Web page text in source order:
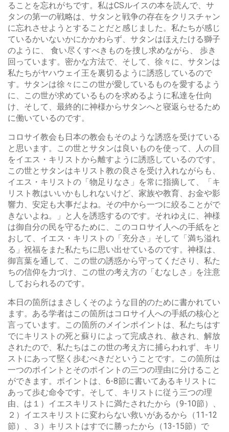
ることを忘れがちです。私はCSルイスの本を読んで、サ
タンの第一の戦略は、サタンと戦争の存在をクリスチャン
に忘れさせようとすることだと感じました。私たちが感じ
ているかいないかにかかわらず、サタンはほえたける獅子
のように、 食い尽くすべきものを捜し求めながら、 歩き
回っています。密かな方法で、そして、徐々に、サタンは
私たちがヤハウェイ王を裏切るように誘惑しているので
す。サタンは徐々にこの世が愛しているものを愛するよう
に、この世が求めているものを求めるように私達を仕向
け、そして、最終的に神様からサタンへと寝返らせるため
に働いているのです。
コロサイ教会も日本の教会もそのような誘惑を受けている
と思います。この世とサタンは良いものを使って、人の目
をイエス・キリストから離すように誘惑しているのです。
この世とサタンはキリスト教の良さを受け入れながらも、
イエス・キリストの「物足りなさ」を常に指摘して、「キ
リスト教はいいかもしれないけど、家族や教育、お金や影
響力、安定も大事だよね。その中から一つに絞ることがで
きないよね。」と人を誘惑するのです。それゆえに、神様
は御自分の民を守るために、このコロサイ人への手紙をと
おして、イエス・キリストの「充分さ」そして「満ち溢れ
る」祝福をまた私たちに思い出せているのです。神様は、
御言葉を通して、この世の誘惑から守ってくださり、私た
ちの信仰を力づけ、この世の考え方の「むなしさ」を注意
しておられるのです。
本日の箇所はまさしくそのような目的のために書かれてい
ます。ある学者はこの箇所はコロサイ人への手紙の核心と
言っています。この箇所のメインポイントは、私たちはす
でにキリストの死と蘇りによって完成され、赦され、解放
されたので、私たちはこの世の考え方に捕らわれず、キリ
ストにあって堅く歩むべきだということです。この箇所は
一つのポイントとそのポイントの三つの理由に分けること
ができます。ポイントは、6-8節に書いてあるキリストに
あって歩む命令です。そして、キリストに従う三つの理
由、は１）イエスキリストに満たされたから（9-10節）、
２）イエスキリストに変わらない救いがあるから（11-12
節）、３）キリストはすでに勝ったから（13-15節）で